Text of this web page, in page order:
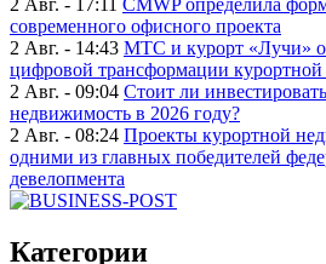
современного офисного проекта
2 Авг. - 14:43 МТС и курорт «Лучи»
цифровой трансформации
2 Авг. - 09:04 Стоит ли
недвижимость в 2026 году?
2 Авг. - 08:24 Проекты курортной
одними из главных победителей
девелопмента
Категории